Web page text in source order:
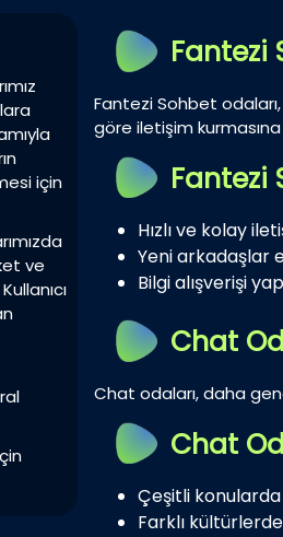
için
ve
Fantezi
Fantezi Sohbet
göre iletişim
Fantezi
Hızlı ve kolay
Yeni arkadaşlar
Bilgi alışverişi
Chat
Chat odaları, daha
Chat
Çeşitli
Farklı